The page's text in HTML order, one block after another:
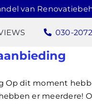
van
030-
Op dit moment
er meerdere!